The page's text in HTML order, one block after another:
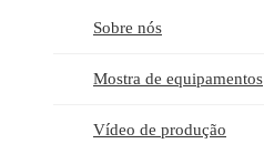
Sobre nós
Mostra de equipamentos
Vídeo de produção